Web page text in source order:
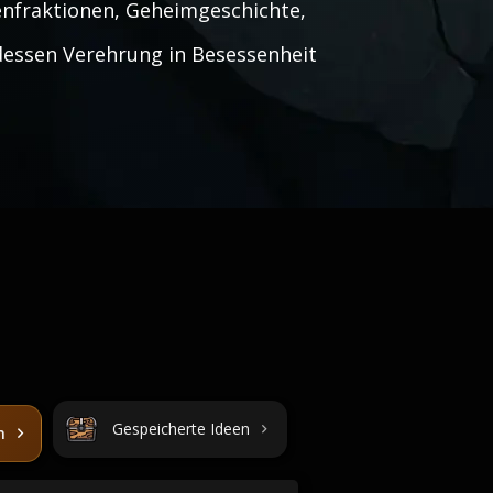
Geheimgeschichte,
Verehrung in Besessenheit
Gespeicherte Ideen